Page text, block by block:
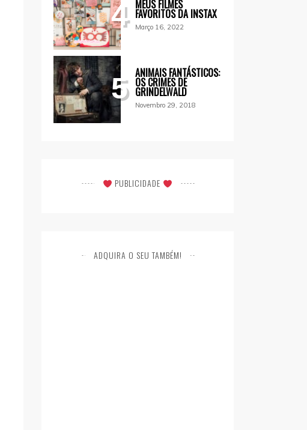
4 MEUS FILMES
FAVORITOS DA INSTAX
Março 16, 2022
5 ANIMAIS FANTÁSTICOS:
OS CRIMES DE
GRINDELWALD
Novembro 29, 2018
PUBLICIDADE
ADQUIRA O SEU TAMBÉM!